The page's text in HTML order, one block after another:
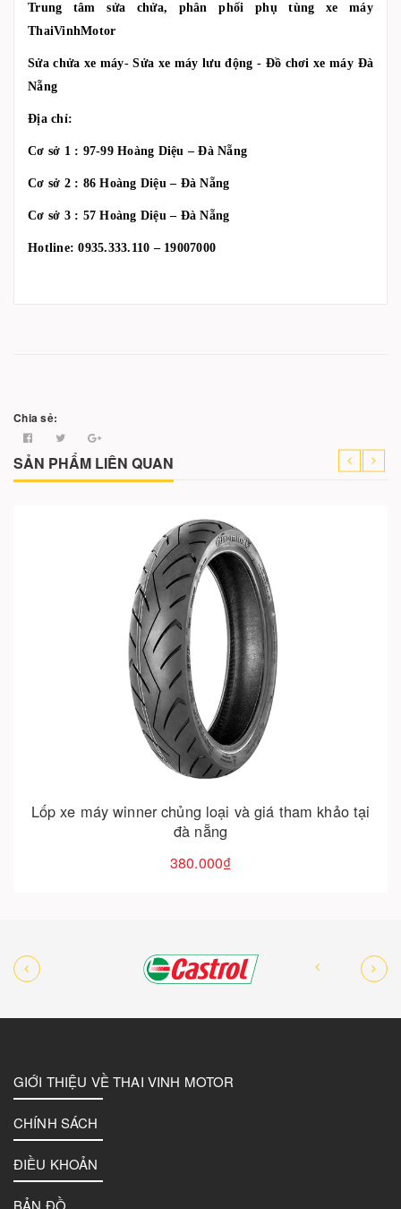
Trung tâm sửa chửa, phân phối phụ tùng xe máy
ThaiVinhMotor
Sửa chửa xe máy- Sửa xe máy lưu động - Đồ chơi xe máy Đà
Nẵng
Địa chỉ:
Cơ sở 1 : 97-99 Hoàng Diệu – Đà Nẵng
Cơ sở 2 : 86 Hoàng Diệu – Đà Nẵng
Cơ sở 3 : 57 Hoàng Diệu – Đà Nẵng
Hotline: 0935.333.110 – 19007000
Chia sẻ:
SẢN PHẨM LIÊN QUAN
loại và giá tham khảo tại
Ráp thùng hông nhôm
GIỚI THIỆU VỀ THAI VINH MOTOR
CHÍNH SÁCH
ĐIỀU KHOẢN
BẢN ĐỒ